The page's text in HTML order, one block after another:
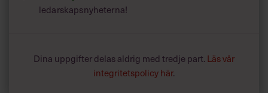
ledarskapsnyheterna!
Dina uppgifter delas aldrig med tredje part. Läs vår
integritetspolicy här.